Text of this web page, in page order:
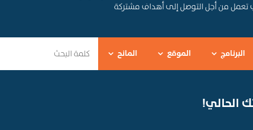
تعمل من أجل التوصل إلى أهداف مشتركة
البرنامج الموقع المانح
الحالي!